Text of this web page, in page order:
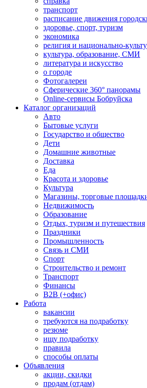
транспорт
расписание движения
здоровье, спорт, туризм
экономика
религия и национально-
культура, образование, СМИ
литература и искусство
о городе
Фотогалереи
Сферические 360° панорамы
Online-сервисы Бобруйска
Каталог организаций
Авто
Бытовые услуги
Государство и общество
Дети
Домашние животные
Доставка
Еда
Красота и здоровье
Культура
Магазины, торговые
Недвижимость
Образование
Отдых, туризм и путешествия
Праздники
Промышленность
Связь и СМИ
Спорт
Строительство и ремонт
Транспорт
Финансы
B2B (+офис)
Работа
вакансии
требуются на подработку
резюме
ищу подработку
правила
способы оплаты
Объявления
акции, скидки
продам (отдам)